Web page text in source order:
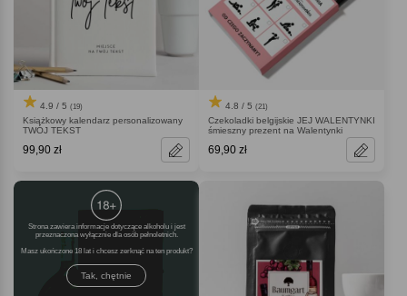
4.9 / 5 (19)
Książkowy kalendarz personalizowany
TWÓJ TEKST
99,90 zł
4.8 / 5 (21)
Czekoladki belgijskie JEJ WALENTYNKI
śmieszny prezent na Walentynki
69,90 zł
Strona zawiera informacje dotyczące alkoholu i jest
przeznaczona wyłącznie dla osób pełnoletnich.
Masz ukończone 18 lat i chcesz zerknąć na ten produkt
Tak, chętnie